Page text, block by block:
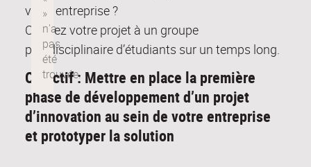
votre entreprise ?
Confiez votre projet à un groupe
pluridisciplinaire d’étudiants sur un temps long.
Objectif : Mettre en place la première
phase de développement d’un projet
d’innovation au sein de votre entreprise
et prototyper la solution